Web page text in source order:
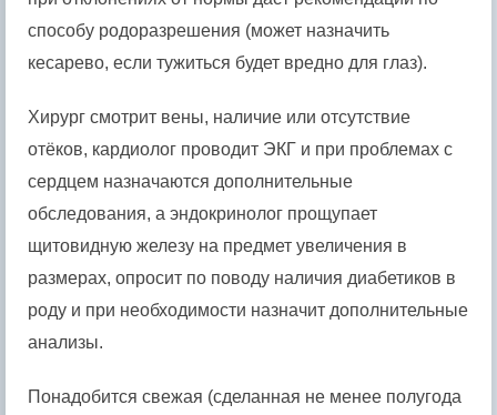
способу родоразрешения (может назначить
кесарево, если тужиться будет вредно для глаз).
Хирург смотрит вены, наличие или отсутствие
отёков, кардиолог проводит ЭКГ и при проблемах с
сердцем назначаются дополнительные
обследования, а эндокринолог прощупает
щитовидную железу на предмет увеличения в
размерах, опросит по поводу наличия диабетиков в
роду и при необходимости назначит дополнительные
анализы.
Понадобится свежая (сделанная не менее полугода